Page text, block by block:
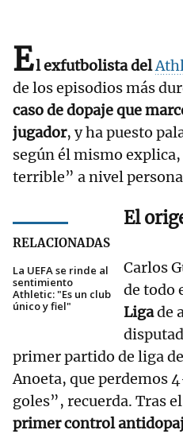
El exfutbolista del
de los episodios más
caso de dopaje que
jugador, y ha puesto
según él mismo
terrible” a nivel
RELACIONADAS
La UEFA se rinde al
sentimiento
Athletic: "Es un club
único y fiel"
El
Carlos
de todo
Ligade
primer partido de liga
Anoeta, que perdemos
goles”, recuerda. Tras
primer control